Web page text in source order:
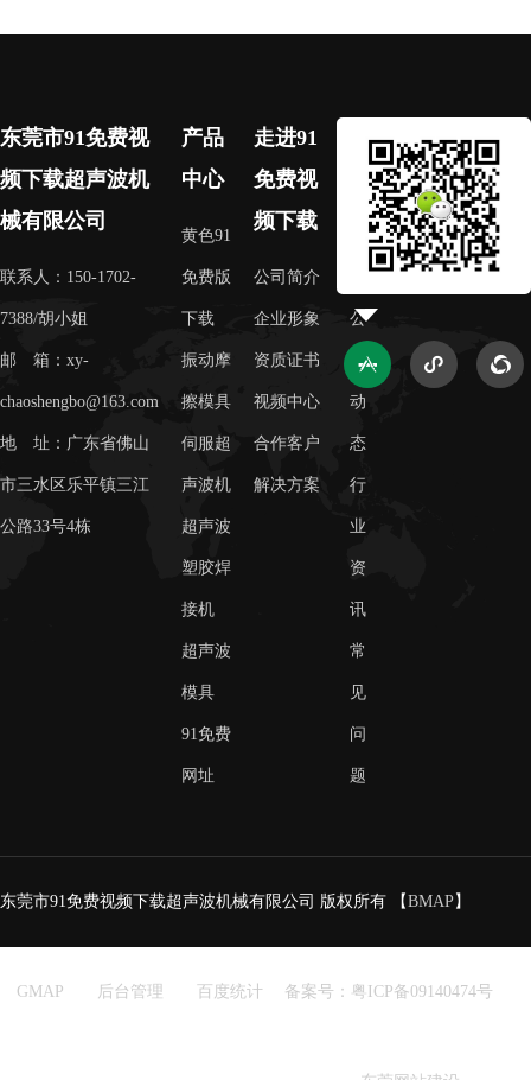
东莞市91免费视
频下载超声波机
械有限公司
联系人：150-1702-
7388/胡小姐
邮 箱：xy-
chaoshengbo@163.com
地 址：广东省佛山
市三水区乐平镇三江
公路33号4栋
产品
中心
黄色91
免费版
下载
振动摩
擦模具
伺服超
声波机
超声波
塑胶焊
接机
超声波
模具
91免费
网址
走进91
免费视
频下载
公司简介
企业形象
资质证书
视频中心
合作客户
解决方案
新
闻
中
公
司
动
态
行
业
资
讯
常
见
问
题
  
东莞市91免费视频下载超声波机械有限公司 版权所有 【BMAP】
GMAP 后台管理 百度统计 备案号：粤ICP备09140474号